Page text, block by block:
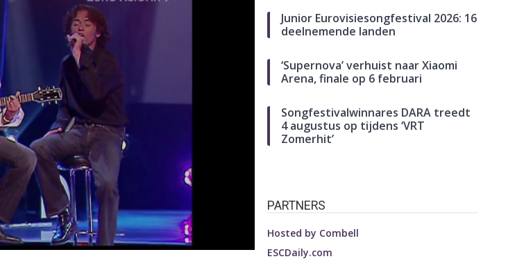
Junior Eurovisiesongfestival 2026: 16
deelnemende landen
‘Supernova’ verhuist naar Xiaomi
Arena, finale op 6 februari
Songfestivalwinnares DARA treedt
4 augustus op tijdens ‘VRT
Zomerhit’
PARTNERS
Hosted by Combell
ESCDaily.com